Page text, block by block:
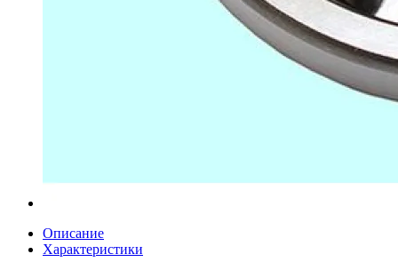
Описание
Характеристики